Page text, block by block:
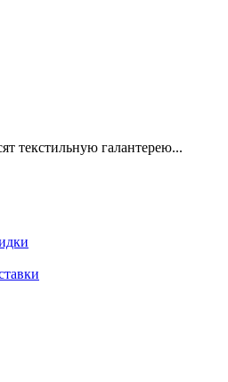
текстильную галантерею...